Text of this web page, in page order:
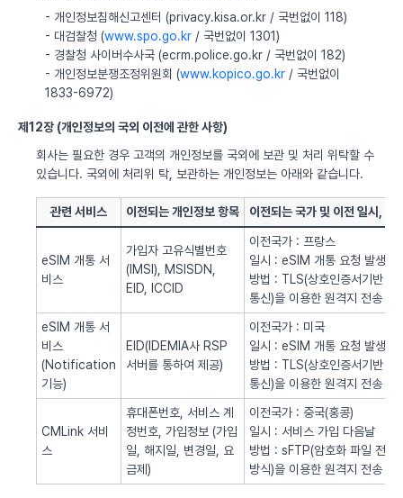
- 개인정보침해신고센터 (privacy.kisa.or.kr / 국번없이 118)
- 대검찰청 (www.spo.go.kr / 국번없이 1301)
- 경찰청 사이버수사국 (ecrm.police.go.kr / 국번없이 182)
- 개인정보분쟁조정위원회 (www.kopico.go.kr / 국번없이
1833-6972)
제12장 (개인정보의 국외 이전에 관한 사항)
회사는 필요한 경우 고객의 개인정보를 국외에 보관 및 처리 위탁할 수
있습니다. 국외에 처리위 탁, 보관하는 개인정보는 아래와 같습니다.
관련 서비스 이전되는 개인정보 항목 이전되는 국가 및 이전 일시, 방
eSIM 개통 서
비스
가입자 고유식별번호
(IMSI), MSISDN,
EID, ICCID
이전국가 : 프랑스
일시 : eSIM 개통 요청 발생시
방법 : TLS(상호인증서기반
통신)을 이용한 원격지 전송
eSIM 개통 서
비스
(Notification
기능)
EID(IDEMIA사 RSP
서버를 통하여 제공)
이전국가 : 미국
일시 : eSIM 개통 요청 발생시
방법 : TLS(상호인증서기반
통신)을 이용한 원격지 전송
CMLink 서비
스
휴대폰번호, 서비스 계
정번호, 가입정보 (가입
일, 해지일, 변경일, 요
금제)
이전국가 : 중국(홍콩)
일시 : 서비스 가입 다음날
방법 : sFTP(암호화 파일 전송
방식)을 이용한 원격지 전송